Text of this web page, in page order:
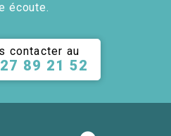
écoute.
contacter au
89 21 52